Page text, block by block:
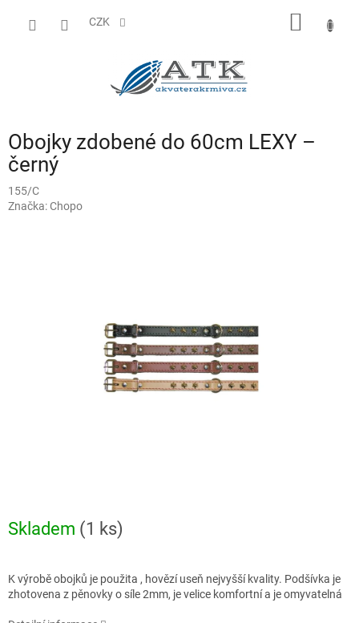
CZK
Obojky zdobené do 60cm LEXY –
černý
155/C
Značka:Chopo
Skladem (1 ks)
K výrobě obojků je použita , hovězí useň nejvyšší kvality. Podšívka je
zhotovena z pěnovky o síle 2mm, je velice komfortní a je omyvatelná